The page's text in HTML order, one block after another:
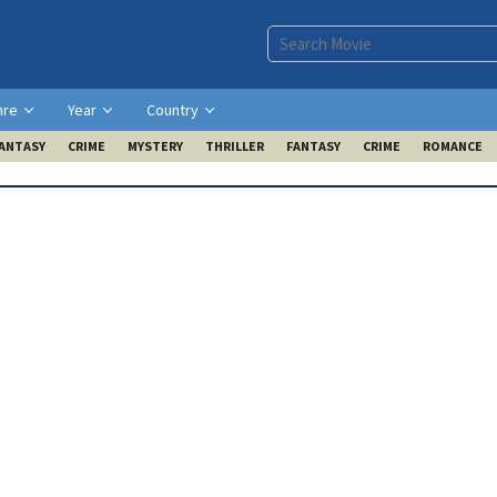
Year Country
CRIME MYSTERY THRILLER FANTASY CRIME ROMANCE